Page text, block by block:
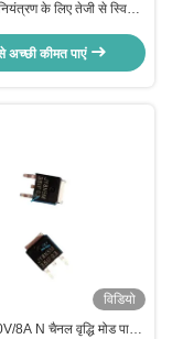
के लिए तेजी से स्विचिंग
MOSFET
अच्छी कीमत पाएं
विडियो
8A N चैनल वृद्धि मोड पावर